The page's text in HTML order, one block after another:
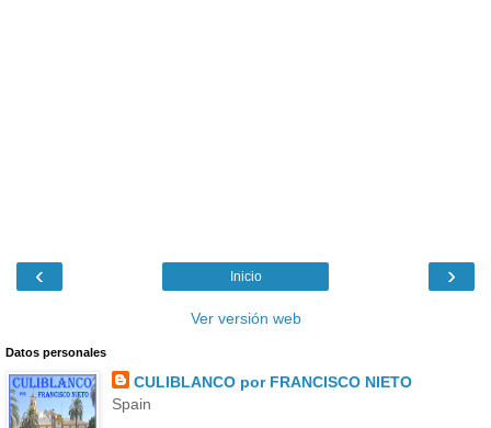
‹ ›
Inicio
Ver versión web
Datos personales
CULIBLANCO por FRANCISCO NIETO
Spain